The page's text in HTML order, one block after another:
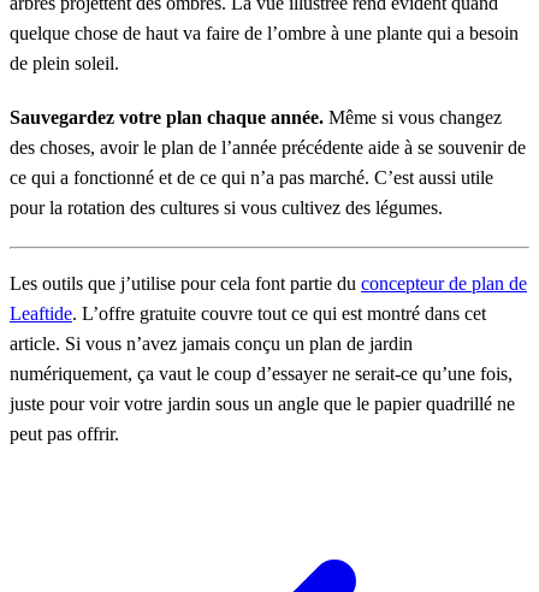
quelque chose de haut va faire de l’ombre à une plante qui a besoin
de plein soleil.
Sauvegardez votre plan chaque année. Même si vous changez
des choses, avoir le plan de l’année précédente aide à se souvenir de
ce qui a fonctionné et de ce qui n’a pas marché. C’est aussi utile
pour la rotation des cultures si vous cultivez des légumes.
Les outils que j’utilise pour cela font partie du concepteur de plan de
Leaftide. L’offre gratuite couvre tout ce qui est montré dans cet
article. Si vous n’avez jamais conçu un plan de jardin
numériquement, ça vaut le coup d’essayer ne serait-ce qu’une fois,
juste pour voir votre jardin sous un angle que le papier quadrillé ne
peut pas offrir.